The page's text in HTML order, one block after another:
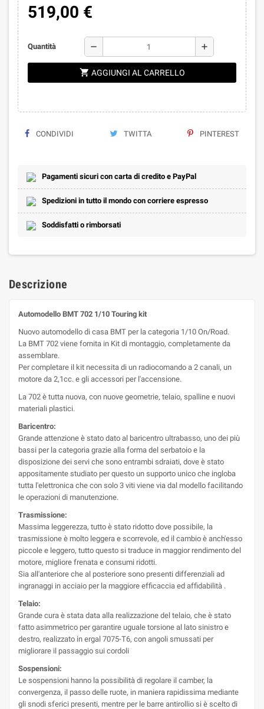
519,00 €
Quantità remove add
shopping_cart AGGIUNGI AL CARRELLO
CONDIVIDI TWITTA PINTEREST
Pagamenti sicuri con carta di credito e PayPal
Spedizioni in tutto il mondo con corriere espresso
Soddisfatti o rimborsati
Descrizione
Automodello BMT 702 1/10 Touring kit
Nuovo automodello di casa BMT per la categoria 1/10 On/Road.
La BMT 702 viene fornita in Kit di montaggio, completamente da
assemblare.
Per completare il kit necessita di un radiocomando a 2 canali, un
motore da 2,1cc. e gli accessori per l'accensione.
La 702 è tutta nuova, con nuove geometrie, telaio, spalline e nuovi
materiali plastici.
Baricentro:
Grande attenzione è stato dato al baricentro ultrabasso, uno dei più
bassi per la categoria grazie alla forma del serbatoio e la
disposizione dei servi che sono entrambi sdraiati, dove è stato
appositamente studiato per questo un supporto unico che ingloba
tutta l'elettronica che con solo 3 viti viene via dal modello facilitando
le operazioni di manutenzione.
Trasmissione:
Massima leggerezza, tutto è stato ridotto dove possibile, la
trasmissione è molto leggera e scorrevole, ed il cambio è anch'esso
piccole e leggero, tutto questo si traduce in maggior rendimento del
motore, migliore frenata e consumi ridotti.
Sia all'anteriore che al posteriore sono presenti differenziali ad
ingranaggi in acciaio per la maggiore efficaccia ed affidabilità .
Telaio:
Grande cura è stata data alla realizzazione del telaio, che è stato
fatto asimmetrico per garantire uguale torsione al lato sinistro e
destro, realizzato in ergal 7075-T6, con angoli smussati per
migliorare il passaggio sui cordoli
Sospensioni:
Le sospensioni hanno la possibilità di regolare il camber, la
convergenza, il passo delle ruote, in maniera rapidissima mediante
gli snodi sferici presenti, mentre per le barre antirollio si è scelto di